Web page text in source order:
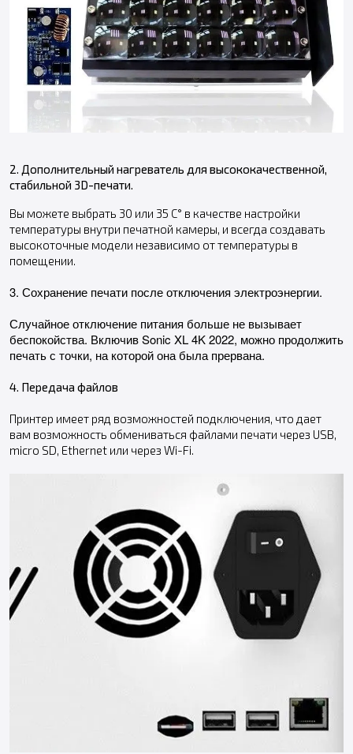
2. Дополнительный нагреватель для высококачественной,
стабильной 3D-печати.
Вы можете выбрать 30 или 35 С° в качестве настройки
температуры внутри печатной камеры, и всегда создавать
высокоточные модели независимо от температуры в
помещении.
3. Сохранение печати после отключения электроэнергии.
Случайное отключение питания больше не вызывает
беспокойства. Включив Sonic XL 4K 2022, можно продолжить
печать с точки, на которой она была прервана.
4. Передача файлов
Принтер имеет ряд возможностей подключения, что дает
вам возможность обмениваться файлами печати через USB,
micro SD, Ethernet или через Wi-Fi.